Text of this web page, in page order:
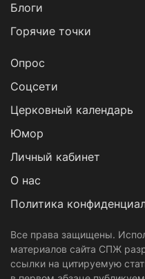
Блоги
Горячие точки
Опрос
Cоцсети
Церковный календарь
Юмор
Личный кабинет
О нас
Политика
Все права защищены.
материалов сайта СПЖ
ссылки на цитируемую